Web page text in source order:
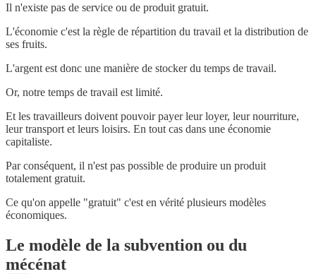
Il n'existe pas de service ou de produit gratuit.
L'économie c'est la règle de répartition du travail et la distribution de
ses fruits.
L'argent est donc une manière de stocker du temps de travail.
Or, notre temps de travail est limité.
Et les travailleurs doivent pouvoir payer leur loyer, leur nourriture,
leur transport et leurs loisirs. En tout cas dans une économie
capitaliste.
Par conséquent, il n'est pas possible de produire un produit
totalement gratuit.
Ce qu'on appelle "gratuit" c'est en vérité plusieurs modèles
économiques.
Le modèle de la subvention ou du
mécénat